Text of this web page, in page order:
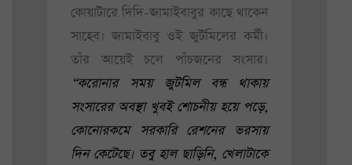
কোয়াটারে দিদি-‌জামাইবাবুর কাছে থাকেন
সাহেব। জামাইবাবু ওই জুটমিলের কর্মী।
তাঁর আয়েই চলে পাঁচজনের সংসার।
“করোনার সময় জুটমিল বন্ধ থাকায়
সংসারের অবস্থা খুবই শোচনীয় হয়ে পড়ে,
কোনোরকমে সরকারি রেশনের ভরসায়
দিন কেটেছে। তবু হাল ছাড়িনি, খেলাটাকে